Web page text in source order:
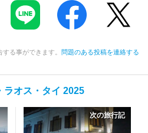
る事ができます。 問題のある投稿を連絡する
ラオス・タイ 2025
次の旅行記